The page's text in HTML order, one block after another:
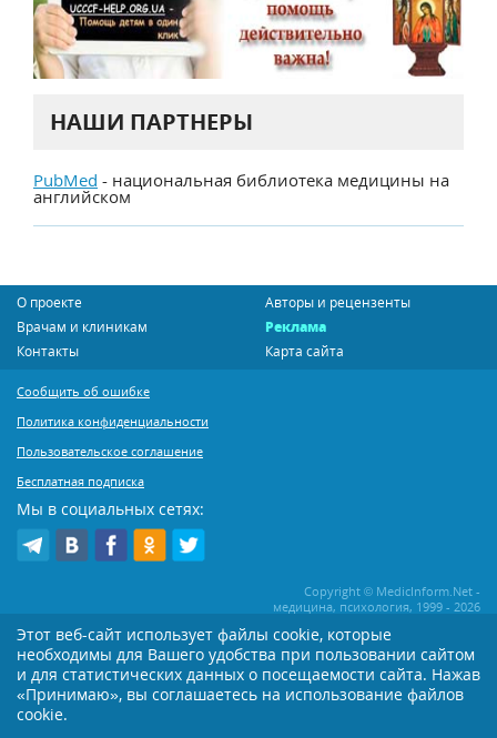
НАШИ ПАРТНЕРЫ
PubMed - национальная библиотека медицины на
английском
О проекте
Авторы и рецензенты
Врачам и клиникам
Реклама
Контакты
Карта сайта
Сообщить об ошибке
Политика конфиденциальности
Пользовательское соглашение
Бесплатная подписка
Мы в социальных сетях:
Copyright © MedicInform.Net -
медицина, психология, 1999 - 2026
Копирование или иное распространение статей нашего сайта строго
воспрещается. Копирование раздела "Новости" допускается при наличии
активной открытой для поисковиков ссылки на MedicInform.Net
Материалы на сайте представлены в справочных целях. Редакция не всегда
Этот веб-сайт использует файлы cookie, которые
необходимы для Вашего удобства при пользовании сайтом
и для статистических данных о посещаемости сайта. Нажав
«Принимаю», вы соглашаетесь на использование файлов
cookie.